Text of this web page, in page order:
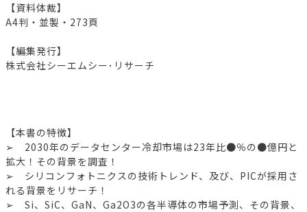
【資料体裁】
A4判・並製・273頁
【編集発行】
株式会社シーエムシー･リサーチ
【本書の特徴】
➢ 2030年のデータセンター冷却市場は23年比●％の●億円と
拡大！その背景を調査！
➢ シリコンフォトニクスの技術トレンド、及び、PICが採用さ
れる背景をリサーチ！
➢ Si、SiC、GaN、Ga2O3の各半導体の市場予測、その背景、